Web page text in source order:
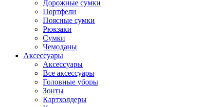
Дорожные сумки
Портфели
Поясные сумки
Рюкзаки
Сумки
Чемоданы
Аксессуары
Аксессуары
Все аксессуары
Головные уборы
Зонты
Картхолдеры